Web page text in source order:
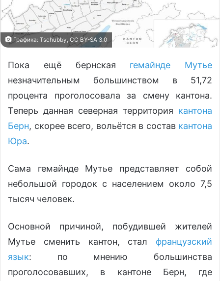
Графика: Tschubby, CC BY-SA 3.0
Пока ещё бернская гемайнде Мутье
незначительным большинством в 51,72
процента проголосовала за смену кантона.
Теперь данная северная территория кантона
Берн, скорее всего, вольётся в состав кантона
Юра.
Сама гемайнде Мутье представляет собой
небольшой городок с населением около 7,5
тысяч человек.
Основной причиной, побудившей жителей
Мутье сменить кантон, стал французский
язык: по мнению большинства
проголосовавших, в кантоне Берн, где